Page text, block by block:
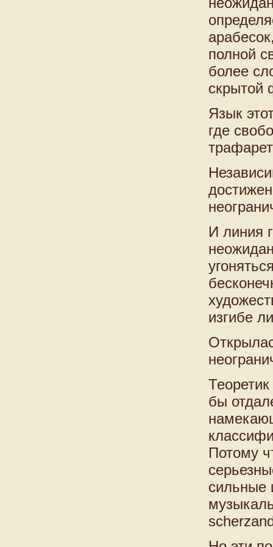
полной
более
скрытой
Язык
где
И линия
изгибе
бы
Потому
сильные